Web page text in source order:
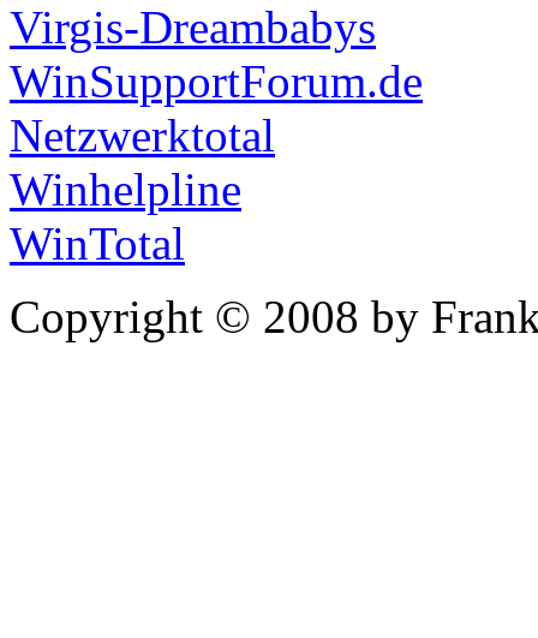
Virgis-Dreambabys
WinSupportForum.de
Netzwerktotal
Winhelpline
WinTotal
Copyright © 2008 by